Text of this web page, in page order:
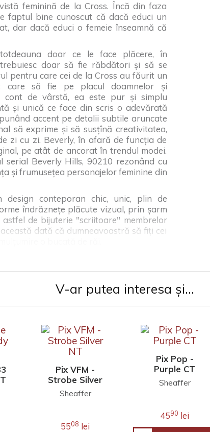
feminină de la Cross. Încă din faza
faptul bine cunoscut că dacă educi un
dar dacă educi o femeie înseamnă că
doar ce le face plăcere, în
doar să fie răbdători și să se
pentru care cei de la Cross au făurit un
care să fie pe placul doamnelor și
cont de vârstă, ea este pur și simplu
și unică ce face din scris o adevărată
accent pe detalii subtile aruncate
să exprime și să susțînă creativitatea,
zi cu zi. Beverly, în afară de funcția de
pe atât de ancorat în trendul modei.
Beverly Hills, 90210 rezonând cu
și frumusețea personajelor feminine din
design conteporan chic, unic, plin de
îndrăznețe plăcute vizual, prin șarm
de bijuterie "scriitoare" membrelor
dată că dumneavoastră să fiți cei
de lac purpuriu lucios.
este din oțel inoxidabil tip arc placat cu
de lac purpuriu lucios.
V-ar putea interesa și...
Pix VFM -
Strobe Silver
NT
Sheaffer
5508 lei
Pix Pop -
Purple CT
Sheaffer
4590 lei